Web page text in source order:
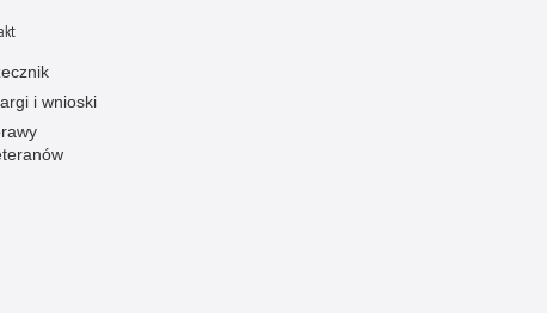
Nietrzeźwi kierujący
Nietrzeźwi opiekunowie
i wnioski